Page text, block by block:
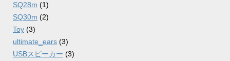
SQ28m (1)
SQ30m (2)
Toy (3)
ultimate_ears (3)
USBスピーカー (3)